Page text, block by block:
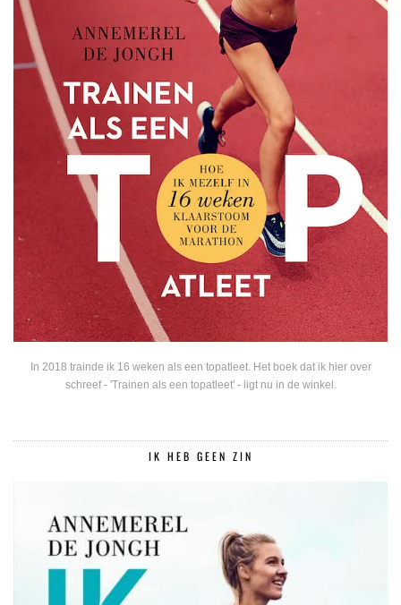
In 2018 trainde ik 16 weken als een topatleet. Het boek dat ik hier over
schreef - 'Trainen als een topatleet' - ligt nu in de winkel.
IK HEB GEEN ZIN